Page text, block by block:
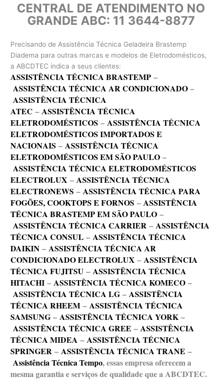
CENTRAL DE ATENDIMENTO NO
GRANDE ABC: 11 3644-8877
Precisando de Assistência Técnica Geladeira Brastemp
Diadema para outras marcas e modelos de Eletrodomésticos,
a ABCDTEC indica a seus clientes:
ASSISTÊNCIA TÉCNICA BRASTEMP –
ASSISTÊNCIA TÉCNICA AR CONDICIONADO –
ASSISTÊNCIA TÉCNICA
ATEC –ASSISTÊNCIA TÉCNICA
ELETRODOMÉSTICOS –ASSISTÊNCIA TÉCNICA
ELETRODOMÉSTICOS IMPORTADOS E
NACIONAIS –ASSISTÊNCIA TÉCNICA
ELETRODOMÉSTICOS EM SÃO PAULO –
ASSISTÊNCIA TÉCNICA ELETRODOMÉSTICOS
ELECTROLUX –ASSISTÊNCIA TÉCNICA
ELECTRONEWS –ASSISTÊNCIA TÉCNICA PARA
FOGÕES, COOKTOPS E FORNOS –ASSISTÊNCIA
TÉCNICA BRASTEMP EM SÃO PAULO –
ASSISTÊNCIA TÉCNICA CARRIER –ASSISTÊNCIA
TÉCNICA CONSUL –ASSISTÊNCIA TÉCNICA
DAIKIN –ASSISTÊNCIA TÉCNICA AR
CONDICIONADO ELECTROLUX –ASSISTÊNCIA
TÉCNICA FUJITSU –ASSISTÊNCIA TÉCNICA
HITACHI –ASSISTÊNCIA TÉCNICA KOMECO –
ASSISTÊNCIA TÉCNICA LG –ASSISTÊNCIA
TÉCNICA RHEEM –ASSISTÊNCIA TÉCNICA
SAMSUNG –ASSISTÊNCIA TÉCNICA YORK–
ASSISTÊNCIA TÉCNICA GREE –ASSISTÊNCIA
TÉCNICA MIDEA –ASSISTÊNCIA TÉCNICA
SPRINGER –ASSISTÊNCIA TÉCNICA TRANE –
Assistência Técnica Tempo, essas empresa oferecem a
mesma garantia e serviços de qualidade que a ABCDTEC.